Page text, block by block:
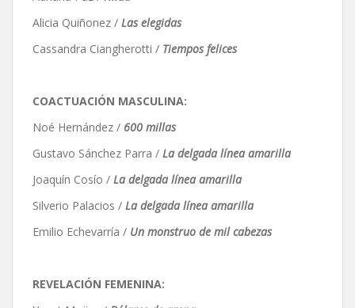
Alicia Quiñonez / Las elegidas
Cassandra Ciangherotti / Tiempos felices
COACTUACIÓN MASCULINA:
Noé Hernández / 600 millas
Gustavo Sánchez Parra / La delgada línea amarilla
Joaquín Cosío / La delgada línea amarilla
Silverio Palacios / La delgada línea amarilla
Emilio Echevarría / Un monstruo de mil cabezas
REVELACIÓN FEMENINA: